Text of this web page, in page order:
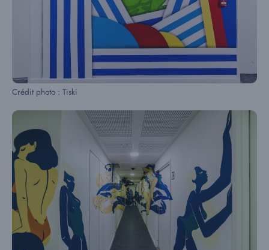
Crédit photo : Tiski